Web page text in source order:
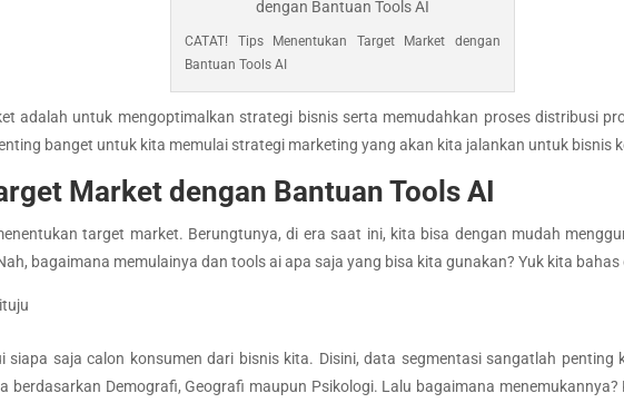
CATAT! Tips Menentukan Target Market dengan
Bantuan Tools AI
adalah untuk mengoptimalkan strategi bisnis serta memudahkan proses distribusi
banget untuk kita memulai strategi marketing yang akan kita jalankan untuk bisnis
Market dengan Bantuan Tools AI
target market. Berungtunya, di era saat ini, kita bisa dengan mudah
bagaimana memulainya dan tools ai apa saja yang bisa kita gunakan? Yuk kita bahas
siapa saja calon konsumen dari bisnis kita. Disini, data segmentasi sangatlah
berdasarkan Demografi, Geografi maupun Psikologi. Lalu bagaimana